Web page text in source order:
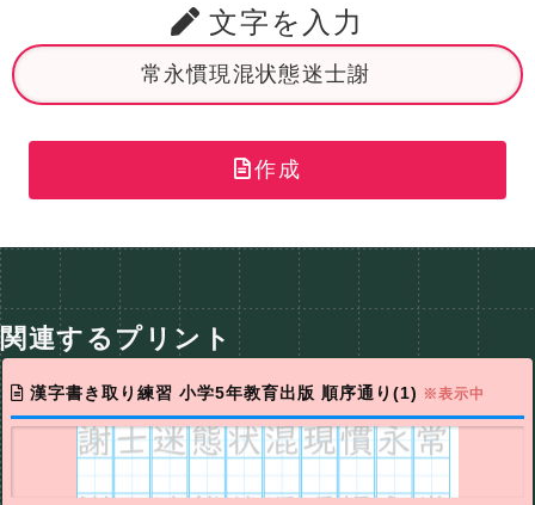
文字を入力
作成
関連するプリント
漢字書き取り練習 小学5年教育出版 順序通り(1) ※表示中